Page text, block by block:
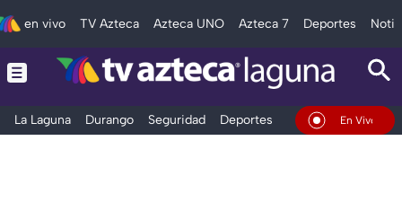
en vivo TV Azteca Azteca UNO Azteca 7 Deportes
La Laguna Durango Seguridad Deportes Entretenimiento
En Vivo